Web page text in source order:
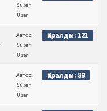
Super
User
Автор:
Super
User
Қаралды: 121
Автор:
Super
User
Қаралды: 89